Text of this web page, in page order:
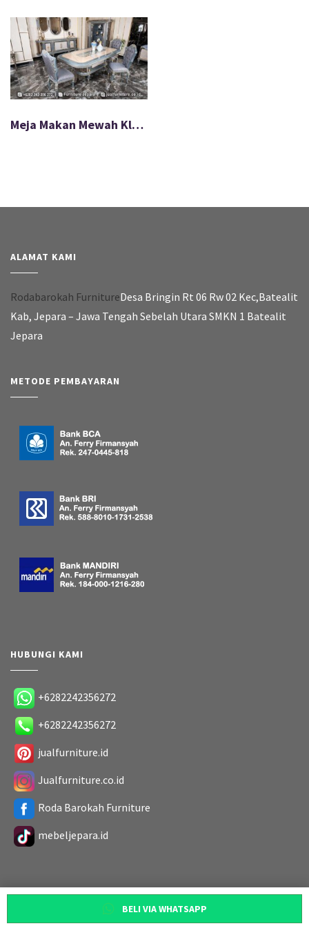
BELI VIA WHATSAPP
Meja Makan Mewah Klasik Vintage Gaya Eropa FS-074
ALAMAT KAMI
Rodabarokah FurnitureDesa Bringin Rt 06 Rw 02 Kec,Batealit
Kab, Jepara – Jawa Tengah Sebelah Utara SMKN 1 Batealit
Jepara
METODE PEMBAYARAN
HUBUNGI KAMI
+6282242356272
+6282242356272
jualfurniture.id
Jualfurniture.co.id
Roda Barokah Furniture
mebeljepara.id